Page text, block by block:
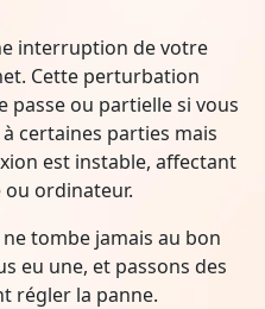
interruption de votre
Cette perturbation
passe ou partielle si vous
certaines parties mais
est instable, affectant
ordinateur.
tombe jamais au bon
eu une, et passons des
régler la panne.